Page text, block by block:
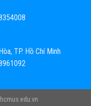
TP. Hồ Chí Minh